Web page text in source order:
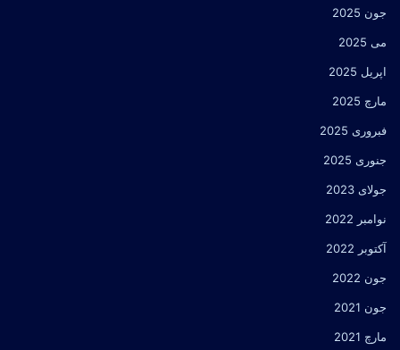
جون 2025
می 2025
اپریل 2025
مارچ 2025
فبروری 2025
جنوری 2025
جولای 2023
نوامبر 2022
آکتوبر 2022
جون 2022
جون 2021
مارچ 2021